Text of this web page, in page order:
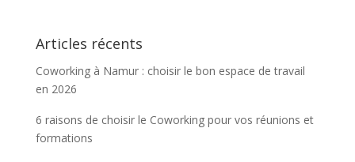
Articles récents
Coworking à Namur : choisir le bon espace de travail
en 2026
6 raisons de choisir le Coworking pour vos réunions et
formations